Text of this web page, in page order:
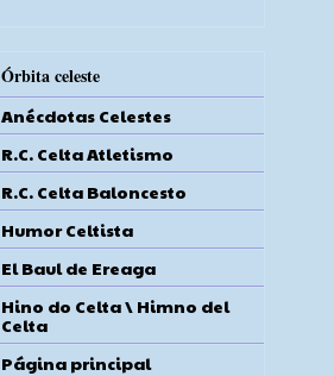
Órbita celeste
Anécdotas Celestes
R.C. Celta Atletismo
R.C. Celta Baloncesto
Humor Celtista
El Baul de Ereaga
Hino do Celta \ Himno del
Celta
Página principal